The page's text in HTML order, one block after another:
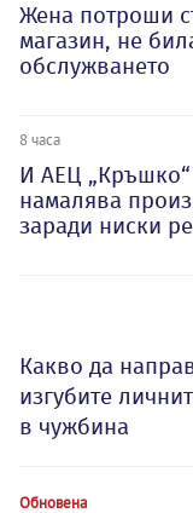
Жена потроши
магазин, не
обслужването
8 часа
И АЕЦ
намалява
заради ниски
Какво да
изгубите
в чужбина
Обновена